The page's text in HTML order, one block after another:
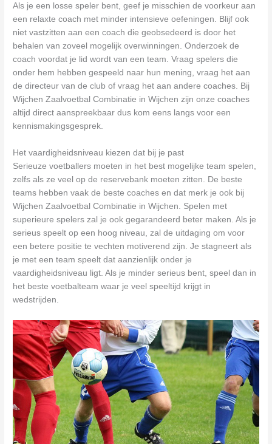
Als je een losse speler bent, geef je misschien de voorkeur aan
een relaxte coach met minder intensieve oefeningen. Blijf ook
niet vastzitten aan een coach die geobsedeerd is door het
behalen van zoveel mogelijk overwinningen. Onderzoek de
coach voordat je lid wordt van een team. Vraag spelers die
onder hem hebben gespeeld naar hun mening, vraag het aan
de directeur van de club of vraag het aan andere coaches. Bij
Wijchen Zaalvoetbal Combinatie in Wijchen zijn onze coaches
altijd direct aanspreekbaar dus kom eens langs voor een
kennismakingsgesprek.
Het vaardigheidsniveau kiezen dat bij je past
Serieuze voetballers moeten in het best mogelijke team spelen,
zelfs als ze veel op de reservebank moeten zitten. De beste
teams hebben vaak de beste coaches en dat merk je ook bij
Wijchen Zaalvoetbal Combinatie in Wijchen. Spelen met
superieure spelers zal je ook gegarandeerd beter maken. Als je
serieus speelt op een hoog niveau, zal de uitdaging om voor
een betere positie te vechten motiverend zijn. Je stagneert als
je met een team speelt dat aanzienlijk onder je
vaardigheidsniveau ligt. Als je minder serieus bent, speel dan in
het beste voetbalteam waar je veel speeltijd krijgt in
wedstrijden.